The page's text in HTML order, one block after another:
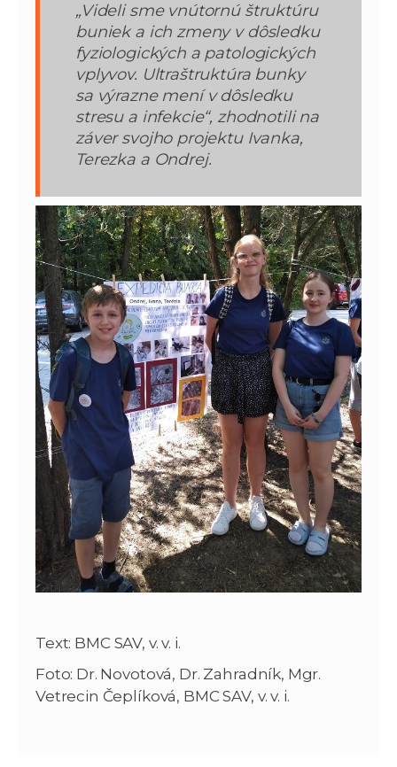
„Videli sme vnútornú štruktúru
buniek a ich zmeny v dôsledku
fyziologických a patologických
vplyvov. Ultraštruktúra bunky
sa výrazne mení v dôsledku
stresu a infekcie“, zhodnotili na
záver svojho projektu Ivanka,
Terezka a Ondrej.
Text: BMC SAV, v. v. i.
Foto: Dr. Novotová, Dr. Zahradník, Mgr.
Vetrecin Čeplíková, BMC SAV, v. v. i.